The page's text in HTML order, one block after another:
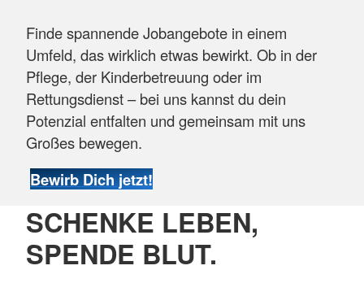
Finde spannende Jobangebote in einem
Umfeld, das wirklich etwas bewirkt. Ob in der
Pflege, der Kinderbetreuung oder im
Rettungsdienst – bei uns kannst du dein
Potenzial entfalten und gemeinsam mit uns
Großes bewegen.
Bewirb Dich jetzt!
SCHENKE LEBEN,
SPENDE BLUT.